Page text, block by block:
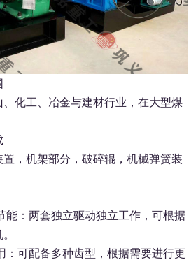
化工、冶金与建材行业，在大型煤
，机架部分，破碎辊，机械弹簧装
：两套独立驱动独立工作，可根据
可配备多种齿型，根据需要进行更